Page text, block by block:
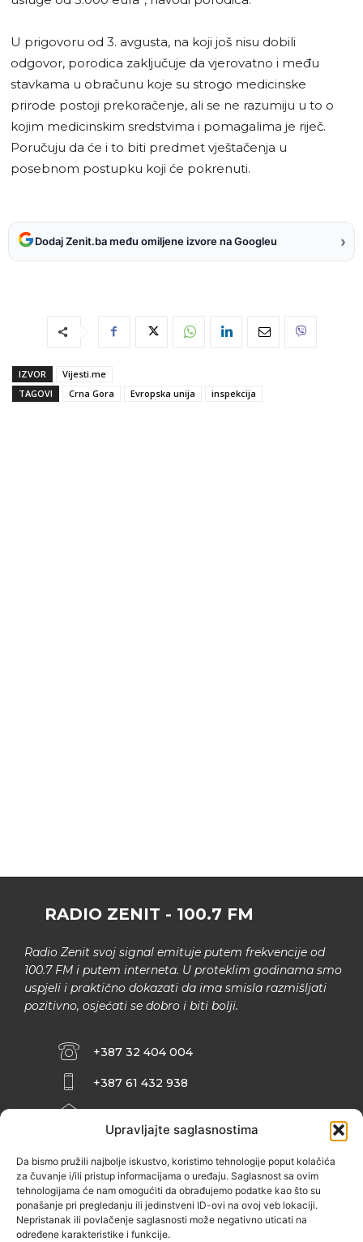
Upravljajte saglasnostima
Da bismo pružili najbolje iskustvo, koristimo tehnologije poput kolačića
za čuvanje i/ili pristup informacijama o uređaju. Saglasnost sa ovim
tehnologijama će nam omogućiti da obrađujemo podatke kao što su
ponašanje pri pregledanju ili jedinstveni ID-ovi na ovoj veb lokaciji.
Nepristanak ili povlačenje saglasnosti može negativno uticati na
određene karakteristike i funkcije.
U prigovoru od 3. avgusta, na koji još nisu dobili
odgovor, porodica zaključuje da vjerovatno i među
stavkama u obračunu koje su strogo medicinske
prirode postoji prekoračenje, ali se ne razumiju u to o
kojim medicinskim sredstvima i pomagalima je riječ.
Poručuju da će i to biti predmet vještačenja u
posebnom postupku koji će pokrenuti.
Dodaj Zenit.ba među omiljene izvore na Googleu ›
IZVOR
Vijesti.me
TAGOVI
Crna Gora Evropska unija inspekcija
RADIO ZENIT - 100.7 FM
Radio Zenit svoj signal emituje putem frekvencije od
100.7 FM i putem interneta. U proteklim godinama smo
uspjeli i praktično dokazati da ima smisla razmišljati
pozitivno, osjećati se dobro i biti bolji.
+387 32 404 004
+387 61 432 938
INFO@ZENIT.BA
ZENIČANKA, 3. SPRAT), 72000 ZENICA